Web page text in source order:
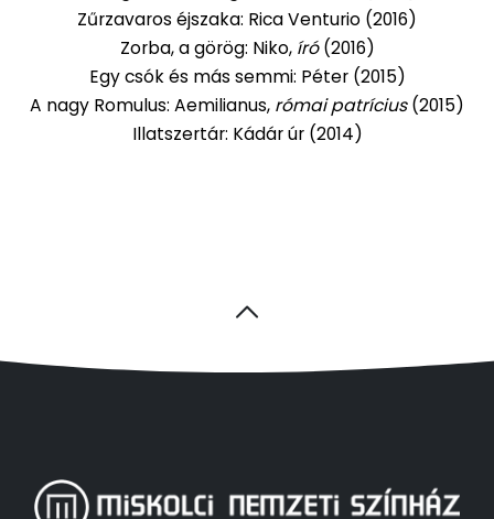
Zűrzavaros éjszaka: Rica Venturio (2016)
Zorba, a görög: Niko, író(2016)
Egy csók és más semmi: Péter (2015)
A nagy Romulus: Aemilianus, római patrícius(2015)
Illatszertár: Kádár úr (2014)